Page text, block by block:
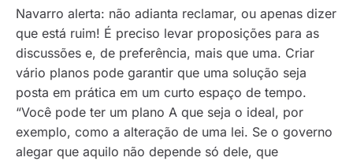
Navarro alerta: não adianta reclamar, ou apenas dizer
que está ruim! É preciso levar proposições para as
discussões e, de preferência, mais que uma. Criar
vário planos pode garantir que uma solução seja
posta em prática em um curto espaço de tempo.
“Você pode ter um plano A que seja o ideal, por
exemplo, como a alteração de uma lei. Se o governo
alegar que aquilo não depende só dele, que